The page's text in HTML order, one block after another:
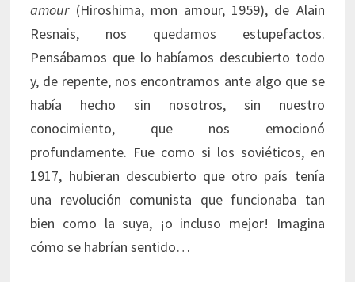
amour(Hiroshima, mon amour, 1959), de Alain
Resnais, nos quedamos estupefactos.
Pensábamos que lo habíamos descubierto todo
y, de repente, nos encontramos ante algo que se
había hecho sin nosotros, sin nuestro
conocimiento, que nos emocionó
profundamente. Fue como si los soviéticos, en
1917, hubieran descubierto que otro país tenía
una revolución comunista que funcionaba tan
bien como la suya, ¡o incluso mejor! Imagina
cómo se habrían sentido…